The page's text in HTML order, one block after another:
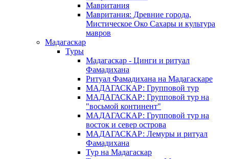
Мавритания
Мавритания: Древние города,
Мистическое Око Сахары и культура
мавров
Мадагаскар
Туры
Мадагаскар - Цинги и ритуал
Фамадихана
Ритуал Фамадихана на Мадагаскаре
МАДАГАСКАР: Групповой тур
МАДАГАСКАР: Групповой тур на
"восьмой континент"
МАДАГАСКАР: Групповой тур на
восток и север острова
МАДАГАСКАР: Лемуры и ритуал
Фамадихана
Тур на Мадагаскар